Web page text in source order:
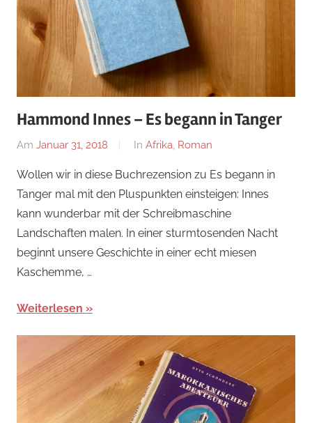
Hammond Innes – Es begann in Tanger
Am Januar 31, 2018
Von
In Afrika, Roman
Wollen wir in diese Buchrezension zu Es begann in
Tanger mal mit den Pluspunkten einsteigen: Innes
kann wunderbar mit der Schreibmaschine
Landschaften malen. In einer sturmtosenden Nacht
beginnt unsere Geschichte in einer echt miesen
Kaschemme, …
Weiterlesen